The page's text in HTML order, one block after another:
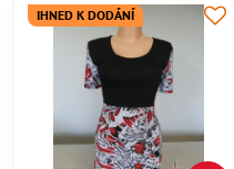
IHNED K DODÁNÍ